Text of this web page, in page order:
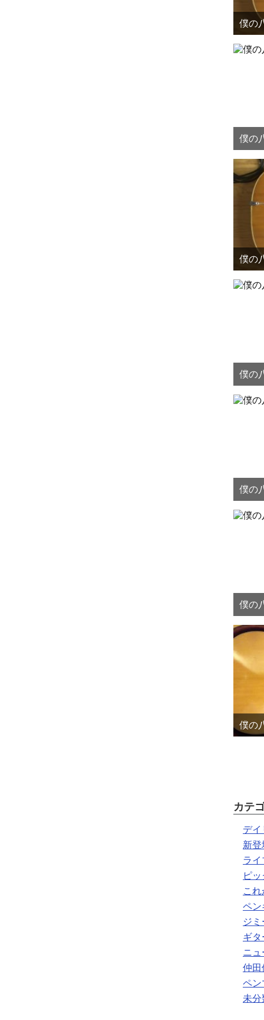
僕の
僕の
僕の
僕の
僕の
僕の
僕の
カテ
デイ
新登
ライ
ピ
こ
ペン
ジ
ギタ
ニュ
仲田
ペン
未分